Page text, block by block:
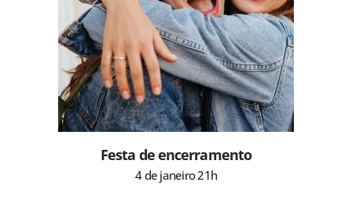
Festa de encerramento
4 de janeiro 21h